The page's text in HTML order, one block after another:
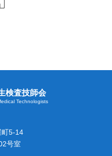
検査技師会
Technologists
町5-14
号室